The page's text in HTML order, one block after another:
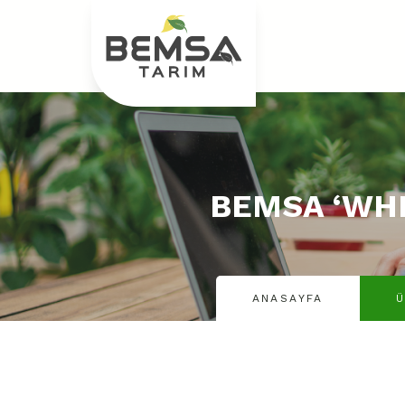
BEMSA
ANASAYFA